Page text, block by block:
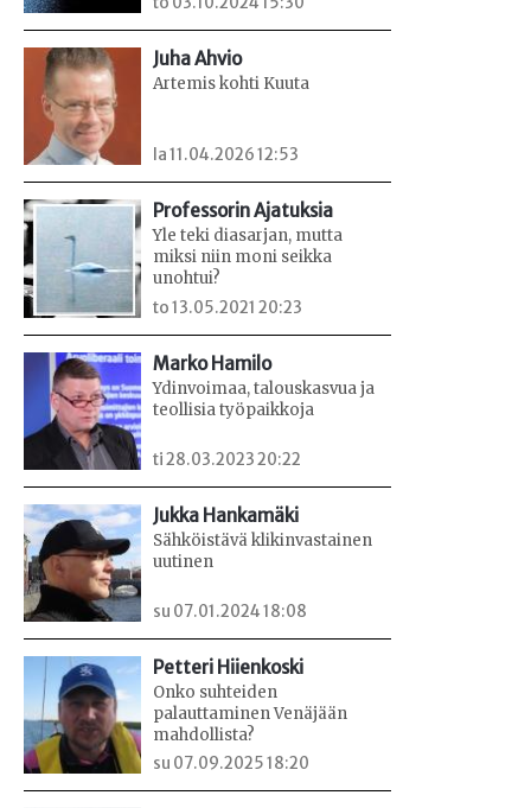
Juha Ahvio
Artemis kohti Kuuta
la 11.04.2026 12:53
Professorin Ajatuksia
Yle teki diasarjan, mutta
miksi niin moni seikka
unohtui?
to 13.05.2021 20:23
Marko Hamilo
Ydinvoimaa, talouskasvua ja
teollisia työpaikkoja
ti 28.03.2023 20:22
Jukka Hankamäki
Sähköistävä klikinvastainen
uutinen
su 07.01.2024 18:08
Petteri Hiienkoski
Onko suhteiden
palauttaminen Venäjään
mahdollista?
su 07.09.2025 18:20